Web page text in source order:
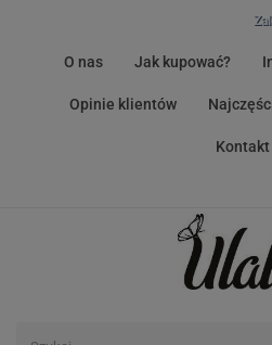
O nas Jak kupować?
Opinie klientów
Kontakt